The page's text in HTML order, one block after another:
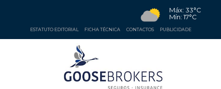
Máx: 33°C
Mín: 17°C
ESTATUTO EDITORIAL FICHA TÉCNICA CONTACTOS PUBLICIDADE